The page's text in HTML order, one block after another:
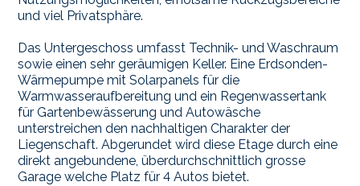
und viel Privatsphäre.
Das Untergeschoss umfasst Technik- und Waschraum
sowie einen sehr geräumigen Keller. Eine Erdsonden-
Wärmepumpe mit Solarpanels für die
Warmwasseraufbereitung und ein Regenwassertank
für Gartenbewässerung und Autowäsche
unterstreichen den nachhaltigen Charakter der
Liegenschaft. Abgerundet wird diese Etage durch eine
direkt angebundene, überdurchschnittlich grosse
Garage welche Platz für 4 Autos bietet.